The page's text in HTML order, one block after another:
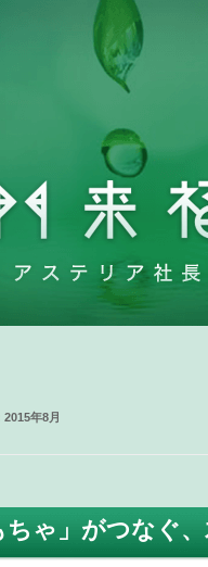
2015年8月
ちゃ」がつなぐ